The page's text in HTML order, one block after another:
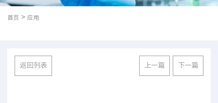
首页 > 应用
返回列表 上一篇 下一篇